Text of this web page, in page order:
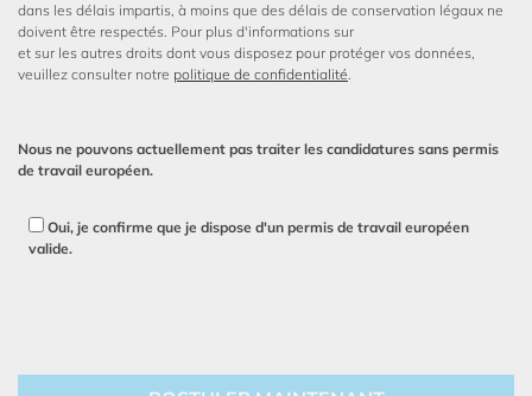
dans les délais impartis, à moins que des délais de conservation légaux ne
doivent être respectés. Pour plus d'informations sur
et sur les autres droits dont vous disposez pour protéger vos données,
veuillez consulter notre politique de confidentialité.
Nous ne pouvons actuellement pas traiter les candidatures sans permis
de travail européen.
Oui, je confirme que je dispose d'un permis de travail européen
valide.